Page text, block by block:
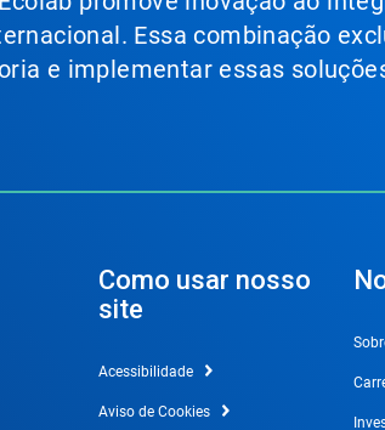
Essa combinação
e implementar essas
Como usar nosso
site
Acessibilidade
Aviso de Cookies